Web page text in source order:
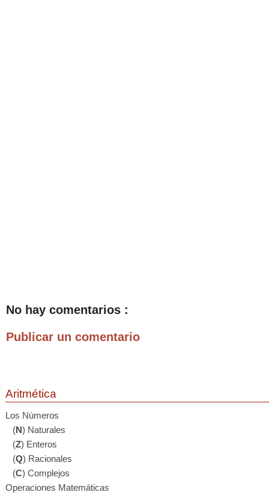
No hay comentarios :
Publicar un comentario
Aritmética
Los Números
(N) Naturales
(Z) Enteros
(Q) Racionales
(C) Complejos
Operaciones Matemáticas